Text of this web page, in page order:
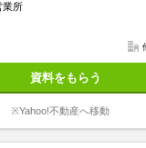
所
資料をもらう
※Yahoo!不動産へ移動